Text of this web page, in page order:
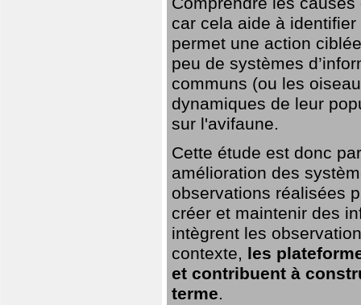
car cela aide à
permet une action
peu de systèmes
communs (ou les
dynamiques de leur
sur l'avifaune.
Cette étude est donc
amélioration des
observations réalisées
créer et maintenir des
intègrent les
contexte, les
et contribuent à
terme.